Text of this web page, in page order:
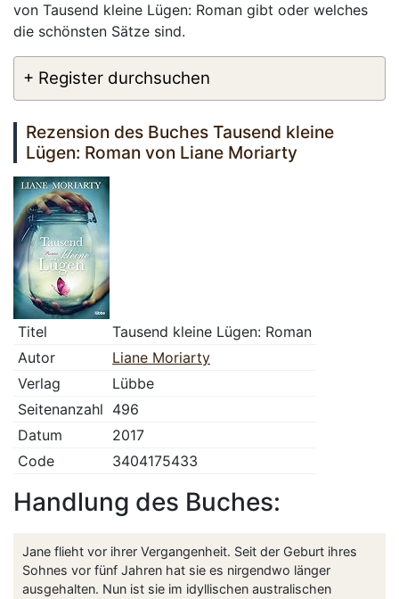
von Tausend kleine Lügen: Roman gibt oder welches
die schönsten Sätze sind.
+ Register durchsuchen
Rezension des Buches Tausend kleine
Lügen: Roman von Liane Moriarty
Titel
Tausend kleine Lügen: Roman
Autor
Liane Moriarty
Verlag
Lübbe
Seitenanzahl 496
Datum
2017
Code
3404175433
Handlung des Buches:
Jane flieht vor ihrer Vergangenheit. Seit der Geburt ihres
Sohnes vor fünf Jahren hat sie es nirgendwo länger
ausgehalten. Nun ist sie im idyllischen australischen